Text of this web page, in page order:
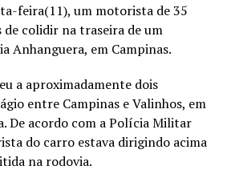
feira(11), um motorista de 35
de colidir na traseira de um
Anhanguera, em Campinas.
a aproximadamente dois
entre Campinas e Valinhos, em
De acordo com a Polícia Militar
do carro estava dirigindo acima
na rodovia.